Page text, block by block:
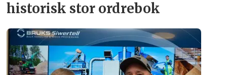
historisk stor ordrebok